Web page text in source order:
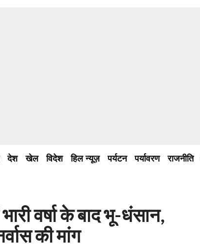
देश खेल विदेश हिल न्यूज़ पर्यटन पर्यावरण राजनीति
वर्षा के बाद भू-धंसान,
की मांग